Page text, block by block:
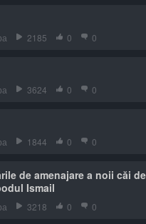
2185 0 0
3624 0 0
1844 0 0
de amenajare a noii căi
Ismail
3218 0 0